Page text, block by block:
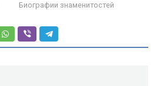
Биографии знаменитостей